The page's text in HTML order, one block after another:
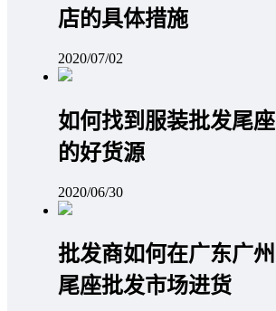
店的具体措施
2020/07/02
如何找到服装批发尾座
的好货源
2020/06/30
批发商如何在广东广州
尾座批发市场进货